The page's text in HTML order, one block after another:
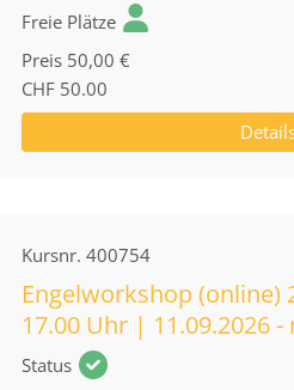
Freie Plätze
Preis 50,00 €
CHF 50.00
Kursnr. 400754
Engelworkshop (online)
17.00 Uhr | 11.09.2026 -
Status